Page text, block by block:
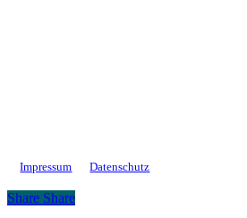
Impressum Datenschutz
Share Share